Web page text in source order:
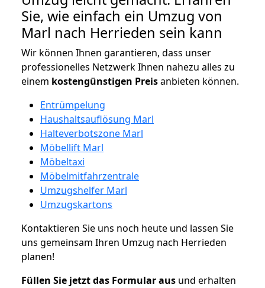
Sie, wie einfach ein Umzug von
Marl nach Herrieden sein kann
Wir können Ihnen garantieren, dass unser
professionelles Netzwerk Ihnen nahezu alles zu
einem kostengünstigen Preisanbieten können.
Entrümpelung
Haushaltsauflösung Marl
Halteverbotszone Marl
Möbellift Marl
Möbeltaxi
Möbelmitfahrzentrale
Umzugshelfer Marl
Umzugskartons
Kontaktieren Sie uns noch heute und lassen Sie
uns gemeinsam Ihren Umzug nach Herrieden
planen!
Füllen Sie jetzt das Formular aus und erhalten